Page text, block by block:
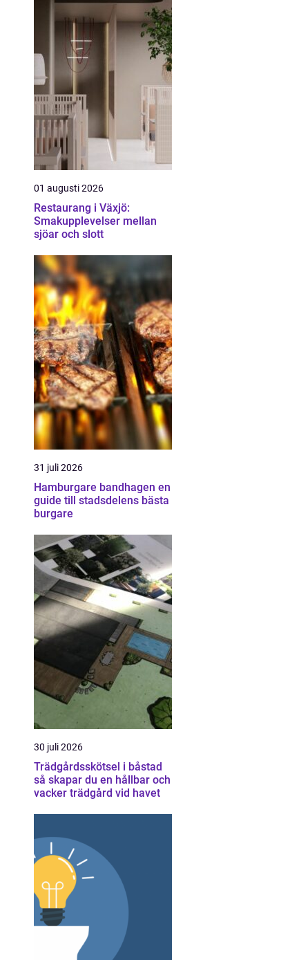
01 augusti 2026
Restaurang i Växjö:
Smakupplevelser mellan
sjöar och slott
31 juli 2026
Hamburgare bandhagen en
guide till stadsdelens bästa
burgare
30 juli 2026
Trädgårdsskötsel i båstad
så skapar du en hållbar och
vacker trädgård vid havet